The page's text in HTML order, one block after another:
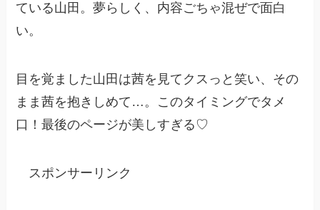
ている山田。夢らしく、内容ごちゃ混ぜで面白
い。
目を覚ました山田は茜を見てクスっと笑い、その
まま茜を抱きしめて…。このタイミングでタメ
口！最後のページが美しすぎる♡
スポンサーリンク